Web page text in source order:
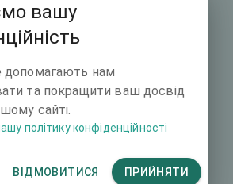
вашу
допомагають нам
та покращити ваш досвід
сайті.
політику конфіденційності
ВІДМОВИТИСЯ ПРИЙНЯТИ